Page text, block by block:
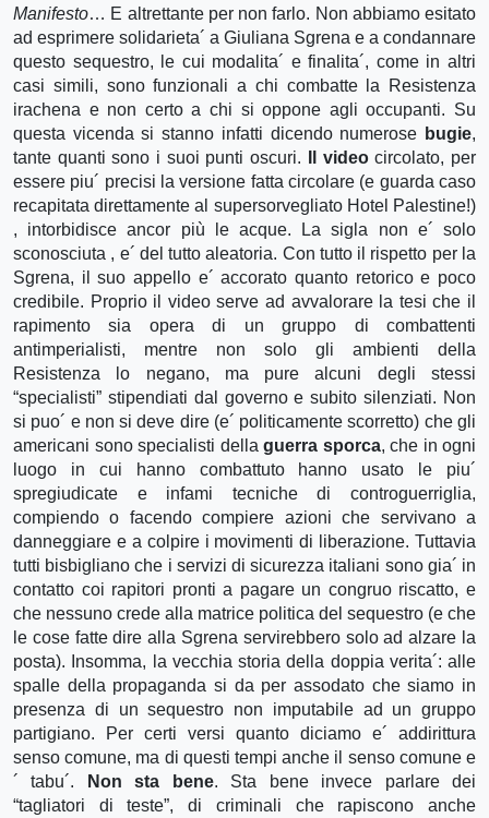
Manifesto… E altrettante per non farlo. Non abbiamo esitato
ad esprimere solidarieta´ a Giuliana Sgrena e a condannare
questo sequestro, le cui modalita´ e finalita´, come in altri
casi simili, sono funzionali a chi combatte la Resistenza
irachena e non certo a chi si oppone agli occupanti. Su
questa vicenda si stanno infatti dicendo numerose bugie,
tante quanti sono i suoi punti oscuri.
Il videocircolato, per
essere piu´ precisi la versione fatta circolare (e guarda caso
recapitata direttamente al supersorvegliato Hotel Palestine!)
, intorbidisce ancor più le acque. La sigla non e´ solo
sconosciuta , e´ del tutto aleatoria. Con tutto il rispetto per la
Sgrena, il suo appello e´ accorato quanto retorico e poco
credibile. Proprio il video serve ad avvalorare la tesi che il
rapimento sia opera di un gruppo di combattenti
antimperialisti, mentre non solo gli ambienti della
Resistenza lo negano, ma pure alcuni degli stessi
“specialisti” stipendiati dal governo e subito silenziati. Non
si puo´ e non si deve dire (e´ politicamente scorretto) che gli
americani sono specialisti della guerra sporca, che in ogni
luogo in cui hanno combattuto hanno usato le piu´
spregiudicate e infami tecniche di controguerriglia,
compiendo o facendo compiere azioni che servivano a
danneggiare e a colpire i movimenti di liberazione. Tuttavia
tutti bisbigliano che i servizi di sicurezza italiani sono gia´ in
contatto coi rapitori pronti a pagare un congruo riscatto, e
che nessuno crede alla matrice politica del sequestro (e che
le cose fatte dire alla Sgrena servirebbero solo ad alzare la
posta). Insomma, la vecchia storia della doppia verita´: alle
spalle della propaganda si da per assodato che siamo in
presenza di un sequestro non imputabile ad un gruppo
partigiano. Per certi versi quanto diciamo e´ addirittura
senso comune, ma di questi tempi anche il senso comune e
´ tabu´.
Non sta bene. Sta bene invece parlare dei
“tagliatori di teste”, di criminali che rapiscono anche